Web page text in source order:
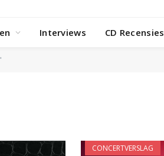
Interviews CD Recensies
CONCERTVERSLAG